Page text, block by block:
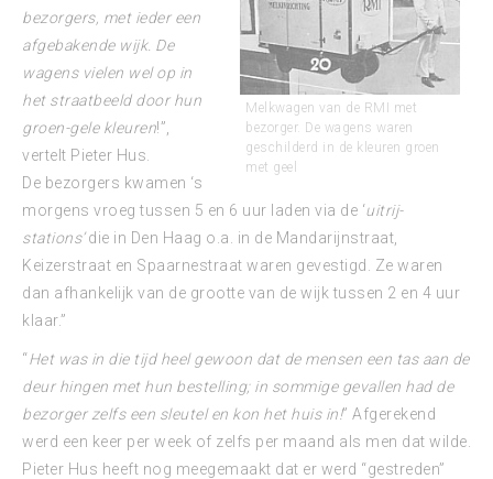
Melkwagen van de RMI met
bezorger. De wagens waren
geschilderd in de kleuren groen
met geel
bezorgers, met ieder een
afgebakende wijk. De
wagens vielen wel op in
het straatbeeld door hun
groen-gele kleuren!”,
vertelt Pieter Hus.
De bezorgers kwamen ‘s
morgens vroeg tussen 5 en 6 uur laden via de ‘uitrij-
stations’die in Den Haag o.a. in de Mandarijnstraat,
Keizerstraat en Spaarnestraat waren gevestigd. Ze waren
dan afhankelijk van de grootte van de wijk tussen 2 en 4 uur
klaar.”
“Het was in die tijd heel gewoon dat de mensen een tas aan de
deur hingen met hun bestelling; in sommige gevallen had de
bezorger zelfs een sleutel en kon het huis in!” Afgerekend
werd een keer per week of zelfs per maand als men dat wilde.
Pieter Hus heeft nog meegemaakt dat er werd “gestreden”